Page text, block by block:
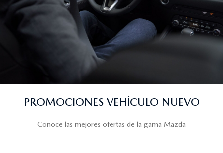
PROMOCIONES VEHÍCULO NUEVO
Conoce las mejores ofertas de la gama Mazda